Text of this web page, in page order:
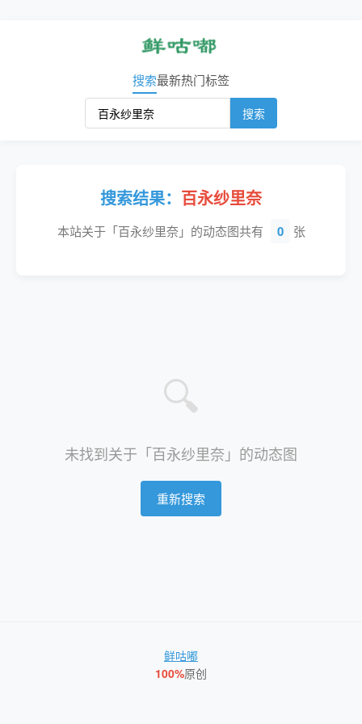
搜索最新热门标签
搜索
搜索结果： 百永纱里奈
本站关于「百永纱里奈」的动态图共有 0 张
🔍
未找到关于「百永纱里奈」的动态图
重新搜索
鲜咕嘟
100%原创